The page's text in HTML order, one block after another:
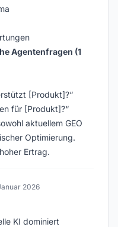
Agentenfragen (1
[Produkt]?“
für [Produkt]?“
aktuellem GEO
Optimierung.
Ertrag.
2026
KI dominiert